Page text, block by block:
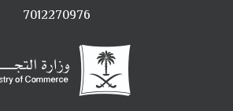
7012270976